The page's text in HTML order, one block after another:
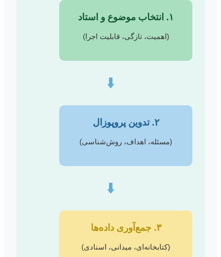
۱. انتخاب موضوع و استاد
(اهمیت، تازگی، قابلیت اجرا)
⬇️
۲. تدوین پروپوزال
(مسئله، اهداف، روش‌شناسی)
⬇️
۳. جمع‌آوری داده‌ها
(کتابخانه‌ای، میدانی، اسنادی)